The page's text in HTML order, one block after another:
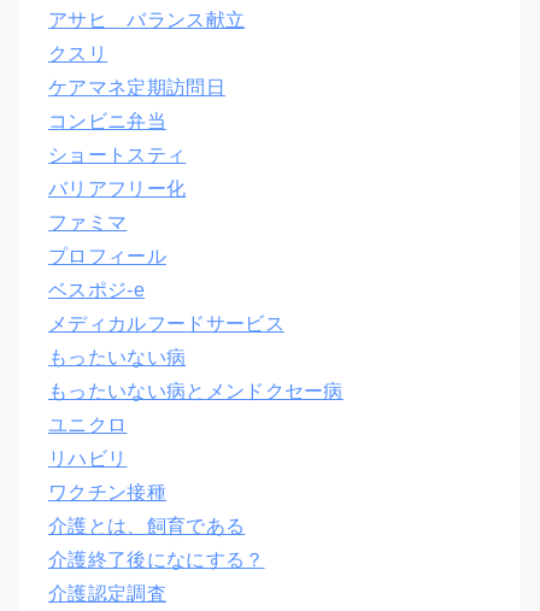
アサヒ バランス献立
クスリ
ケアマネ定期訪問日
コンビニ弁当
ショートスティ
バリアフリー化
ファミマ
プロフィール
ベスポジ-e
メディカルフードサービス
もったいない病
もったいない病とメンドクセー病
ユニクロ
リハビリ
ワクチン接種
介護とは、飼育である
介護終了後になにする？
介護認定調査